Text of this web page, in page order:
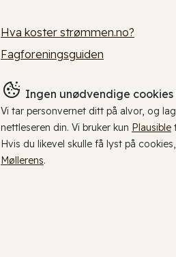
Hva koster strømmen.no?
Fagforeningsguiden
Ingen unødvendige cookies
Vi tar personvernet ditt på alvor, og
nettleseren din. Vi bruker kun Plausible
Hvis du likevel skulle få lyst på
Møllerens.